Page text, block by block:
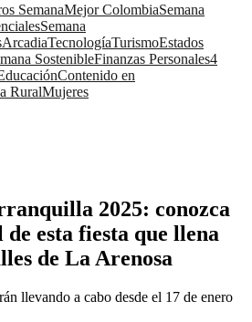
SemanaMejor ColombiaSemana
Semana
ArcadiaTecnologíaTurismoEstados
SostenibleFinanzas Personales4
Contenido en
RuralMujeres
2025: conozca
esta fiesta que llena
de La Arenosa
llevando a cabo desde el 17 de enero